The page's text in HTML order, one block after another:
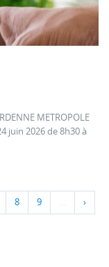
METROPOLE
juin 2026 de 8h30 à
8 9 … ›